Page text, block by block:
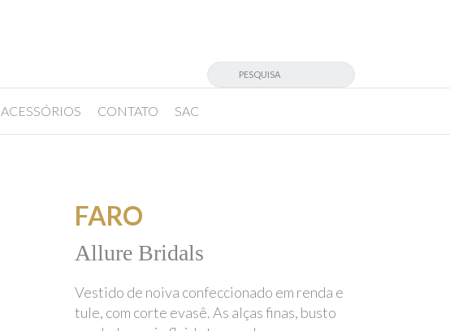
ACESSÓRIOS CONTATO SAC
FARO
Allure Bridals
Vestido de noiva confeccionado em renda e
tule, com corte evasê. As alças finas, busto